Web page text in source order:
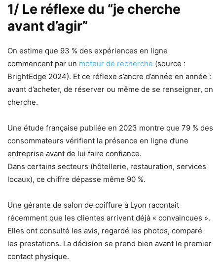
1/ Le réflexe du “je cherche
avant d’agir”
On estime que 93 % des expériences en ligne
commencent par un moteur de recherche (source :
BrightEdge 2024). Et ce réflexe s’ancre d’année en année :
avant d’acheter, de réserver ou même de se renseigner, on
cherche.
Une étude française publiée en 2023 montre que 79 % des
consommateurs vérifient la présence en ligne d’une
entreprise avant de lui faire confiance.
Dans certains secteurs (hôtellerie, restauration, services
locaux), ce chiffre dépasse même 90 %.
Une gérante de salon de coiffure à Lyon racontait
récemment que les clientes arrivent déjà « convaincues ».
Elles ont consulté les avis, regardé les photos, comparé
les prestations. La décision se prend bien avant le premier
contact physique.